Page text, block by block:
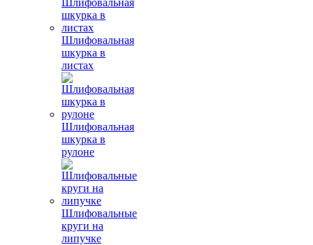
Шлифовальная
шкурка в
листах
Шлифовальная
шкурка в
рулоне
Шлифовальные
круги на
липучке